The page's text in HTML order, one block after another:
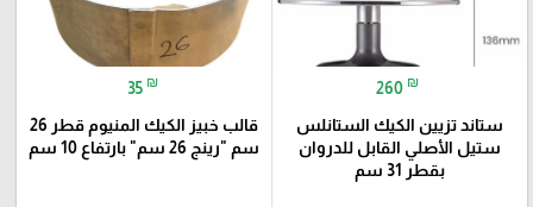
260 ₪
ستاند تزيين الكيك الستانلس
ستيل الأصلي القابل للدروان
بقطر 31 سم
35 ₪
قالب خبيز الكيك المنيوم قطر 26
سم "رينج 26 سم" بارتفاع 10 سم